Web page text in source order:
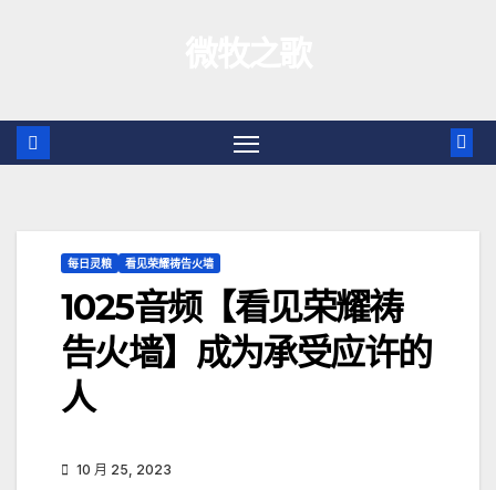
容
每日灵粮 看见荣耀祷告火墙
1025音频【看见荣耀祷
告火墙】成为承受应许的
人
10 月 25, 2023